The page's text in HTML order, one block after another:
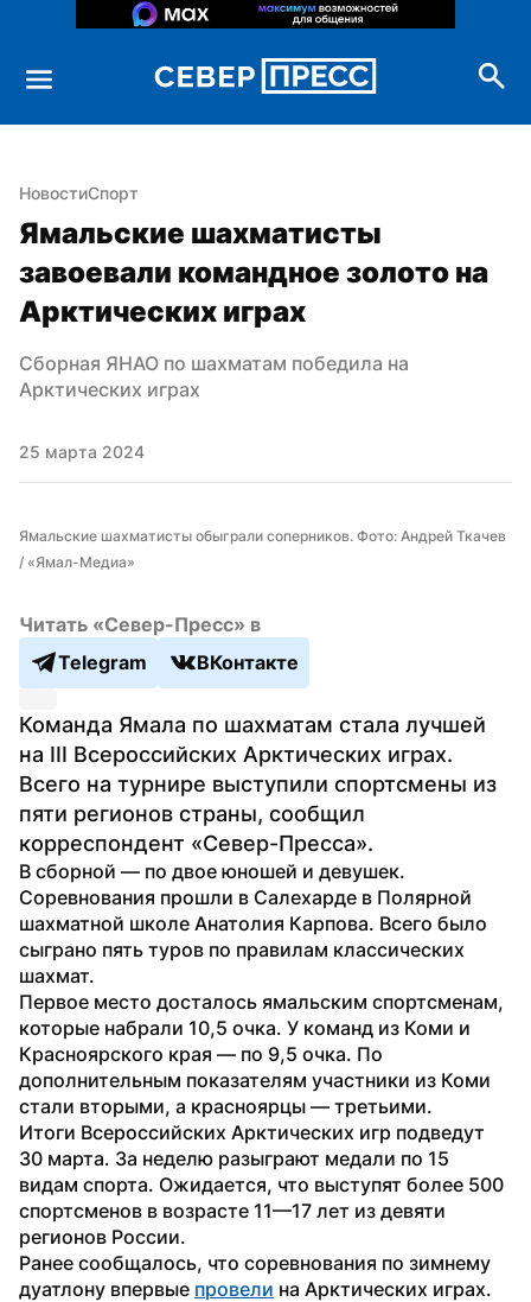
НовостиСпорт
Ямальские шахматисты
завоевали командное золото на
Арктических играх
Сборная ЯНАО по шахматам победила на
Арктических играх
25 марта 2024
Ямальские шахматисты обыграли соперников. Фото: Андрей Ткачев
/ «Ямал-Медиа»
Читать «Север-Пресс» в
Telegram
ВКонтакте
Команда Ямала по шахматам стала лучшей
на III Всероссийских Арктических играх.
Всего на турнире выступили спортсмены из
пяти регионов страны, сообщил
корреспондент «Север-Пресса».
В сборной — по двое юношей и девушек.
Соревнования прошли в Салехарде в Полярной
шахматной школе Анатолия Карпова. Всего было
сыграно пять туров по правилам классических
шахмат.
Первое место досталось ямальским спортсменам,
которые набрали 10,5 очка. У команд из Коми и
Красноярского края — по 9,5 очка. По
дополнительным показателям участники из Коми
стали вторыми, а красноярцы — третьими.
Итоги Всероссийских Арктических игр подведут
30 марта. За неделю разыграют медали по 15
видам спорта. Ожидается, что выступят более 500
спортсменов в возрасте 11—17 лет из девяти
регионов России.
Ранее сообщалось, что соревнования по зимнему
дуатлону впервые провели на Арктических играх.